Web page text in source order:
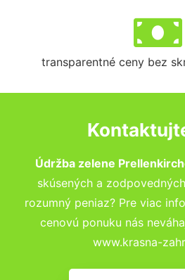
transparentné ceny bez
Údržba zelene
skúsených a
rozumný peniaz? Pre viac
cenovú ponuku nás
www.krasna-